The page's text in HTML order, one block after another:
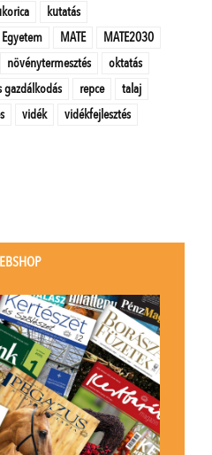
kutatás
MATE
MATE2030
növénytermesztés
oktatás
gazdálkodás repce
talaj
vidék vidékfejlesztés